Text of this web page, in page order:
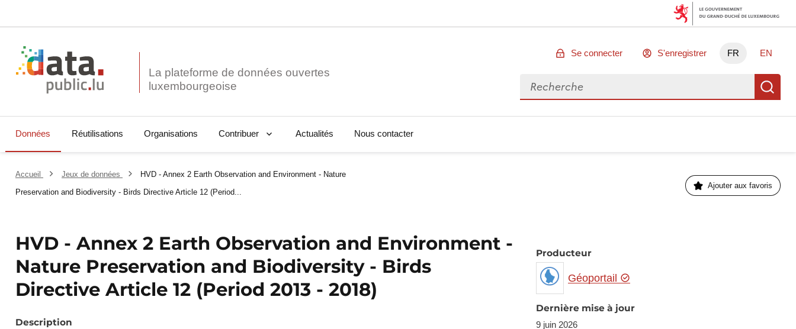
La plateforme de données ouvertes
Se connecter S'enregistrer FR EN
Rechercher des données
Données Réutilisations Organisations Contribuer Actualités Nous contacter
Accueil Jeux de données
HVD - Annex 2 Earth Observation and Environment - Nature
Preservation and Biodiversity - Birds Directive Article 12 (Period...
Ajouter aux favoris
HVD - Annex 2 Earth Observation and Environment -
Nature Preservation and Biodiversity - Birds
Directive Article 12 (Period 2013 - 2018)
Description
Producteur
Géoportail
Dernière mise à jour
9 juin 2026